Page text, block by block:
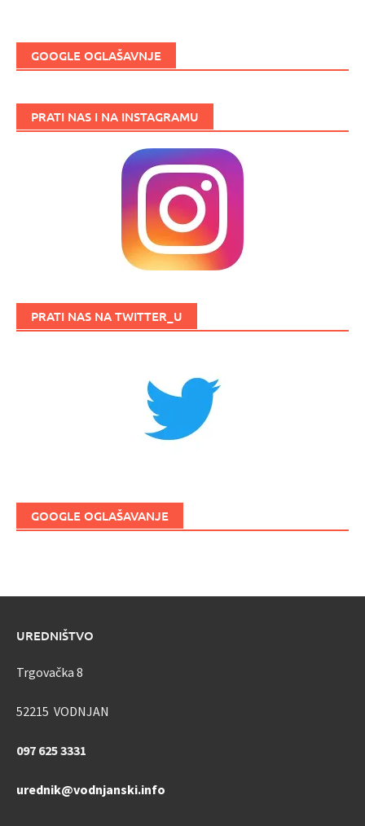
GOOGLE OGLAŠAVNJE
PRATI NAS I NA INSTAGRAMU
PRATI NAS NA TWITTER_U
GOOGLE OGLAŠAVANJE
UREDNIŠTVO
Trgovačka 8
52215 VODNJAN
097 625 3331
urednik@vodnjanski.info